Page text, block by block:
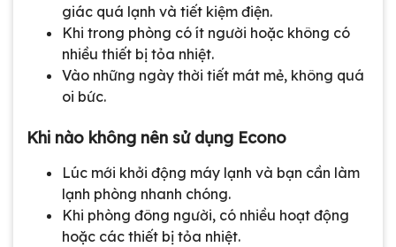
giác quá lạnh và tiết kiệm điện.
Khi trong phòng có ít người hoặc không có
nhiều thiết bị tỏa nhiệt.
Vào những ngày thời tiết mát mẻ, không quá
oi bức.
Khi nào không nên sử dụng Econo
Lúc mới khởi động máy lạnh và bạn cần làm
lạnh phòng nhanh chóng.
Khi phòng đông người, có nhiều hoạt động
hoặc các thiết bị tỏa nhiệt.